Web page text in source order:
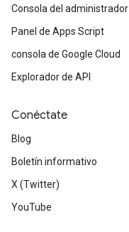
Consola del administrador
Panel de Apps Script
consola de Google Cloud
Explorador de API
Conéctate
Blog
Boletín informativo
X (Twitter)
YouTube